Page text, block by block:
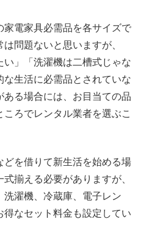
家電家具必需品を各サイズで
問題ないと思いますが、
い」「洗濯機は二槽式じゃな
生活に必需品とされていな
る場合には、お目当ての品
ろでレンタル業者を選ぶこ
を借りて新生活を始める場
揃える必要がありますが、
洗濯機、冷蔵庫、電子レン
なセット料金も設定してい